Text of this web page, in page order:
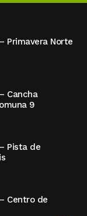
Primavera Norte
Cancha
9
Pista de
Centro de